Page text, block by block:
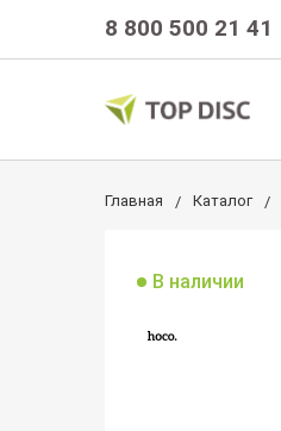
8 800 500 21 41
Главная Каталог
В наличии